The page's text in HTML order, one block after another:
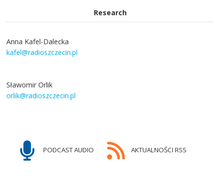
Research
Anna Kafel-Dalecka
kafel@radioszczecin.pl
Sławomir Orlik
orlik@radioszczecin.pl
PODCAST AUDIO AKTUALNOŚCI RSS